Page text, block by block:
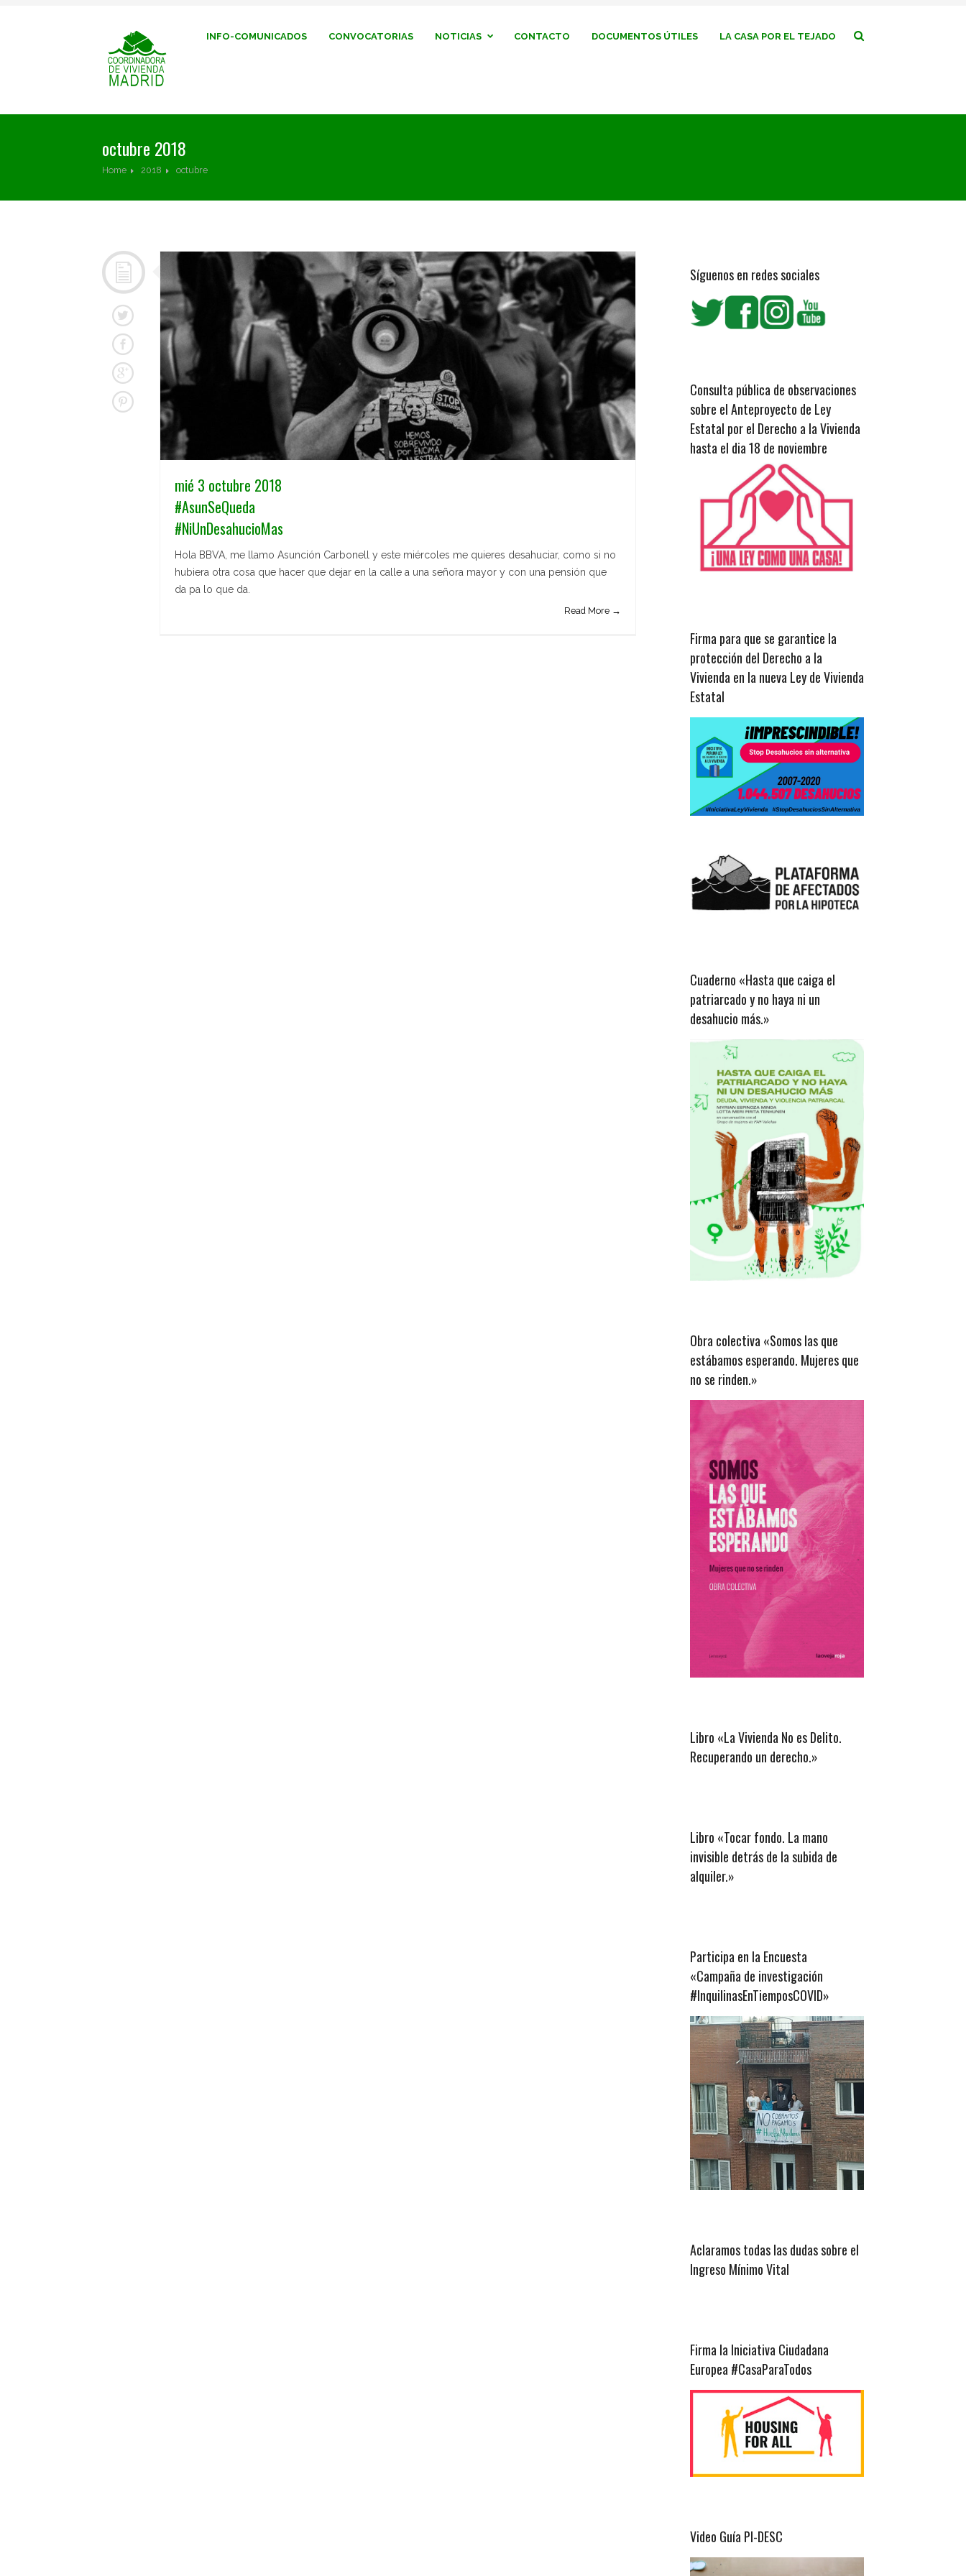
INFO-COMUNICADOS CONVOCATORIAS NOTICIAS CONTACTO DOCUMENTOS ÚTILES LA CASA POR EL TEJADO
octubre 2018
Home 2018 octubre
mié 3 octubre 2018
#AsunSeQueda
#NiUnDesahucioMas
Hola BBVA, me llamo Asunción Carbonell y este miércoles me quieres desahuciar, como si no
hubiera otra cosa que hacer que dejar en la calle a una señora mayor y con una pensión que
da pa lo que da.
Read More →
Síguenos en redes sociales
Consulta pública de observaciones
sobre el Anteproyecto de Ley
Estatal por el Derecho a la Vivienda
hasta el dia 18 de noviembre
Firma para que se garantice la
protección del Derecho a la
Vivienda en la nueva Ley de Vivienda
Estatal
Cuaderno «Hasta que caiga el
patriarcado y no haya ni un
desahucio más.»
Obra colectiva «Somos las que
estábamos esperando. Mujeres que
no se rinden.»
Libro «La Vivienda No es Delito.
Recuperando un derecho.»
Libro «Tocar fondo. La mano
invisible detrás de la subida de
alquiler.»
Participa en la Encuesta
«Campaña de investigación
#InquilinasEnTiemposCOVID»
Aclaramos todas las dudas sobre el
Ingreso Mínimo Vital
Firma la Iniciativa Ciudadana
Europea #CasaParaTodos
Video Guía PI-DESC